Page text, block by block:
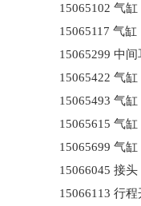
15065102
15065117
15065299 中
15065422
15065493
15065615
15065699 气
15066045 接头
15066113 行